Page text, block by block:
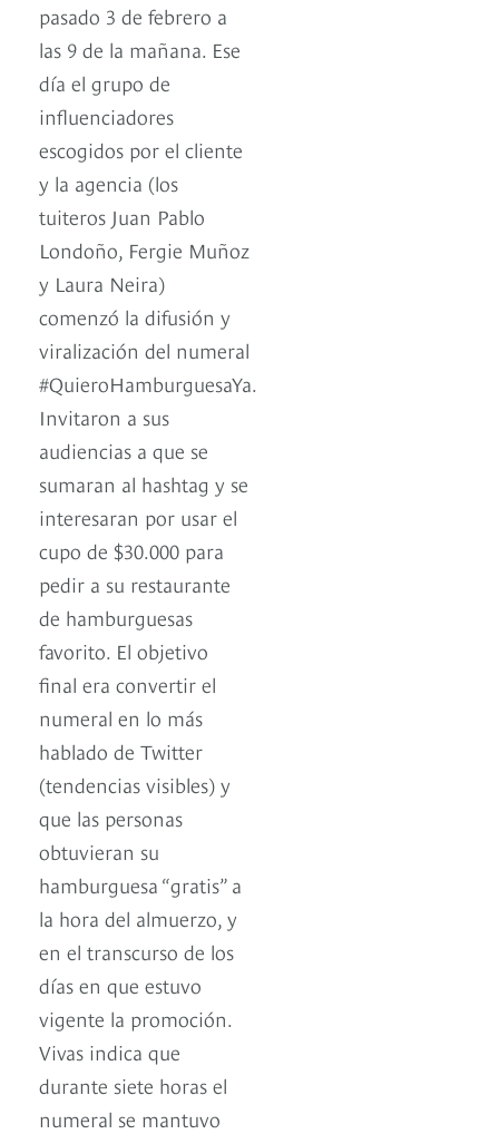
pasado 3 de febrero a
las 9 de la mañana. Ese
día el grupo de
influenciadores
escogidos por el cliente
y la agencia (los
tuiteros Juan Pablo
Londoño, Fergie Muñoz
y Laura Neira)
comenzó la difusión y
viralización del numeral
#QuieroHamburguesaYa.
Invitaron a sus
audiencias a que se
sumaran al hashtag y se
interesaran por usar el
cupo de $30.000 para
pedir a su restaurante
de hamburguesas
favorito. El objetivo
final era convertir el
numeral en lo más
hablado de Twitter
(tendencias visibles) y
que las personas
obtuvieran su
hamburguesa “gratis” a
la hora del almuerzo, y
en el transcurso de los
días en que estuvo
vigente la promoción.
Vivas indica que
durante siete horas el
numeral se mantuvo